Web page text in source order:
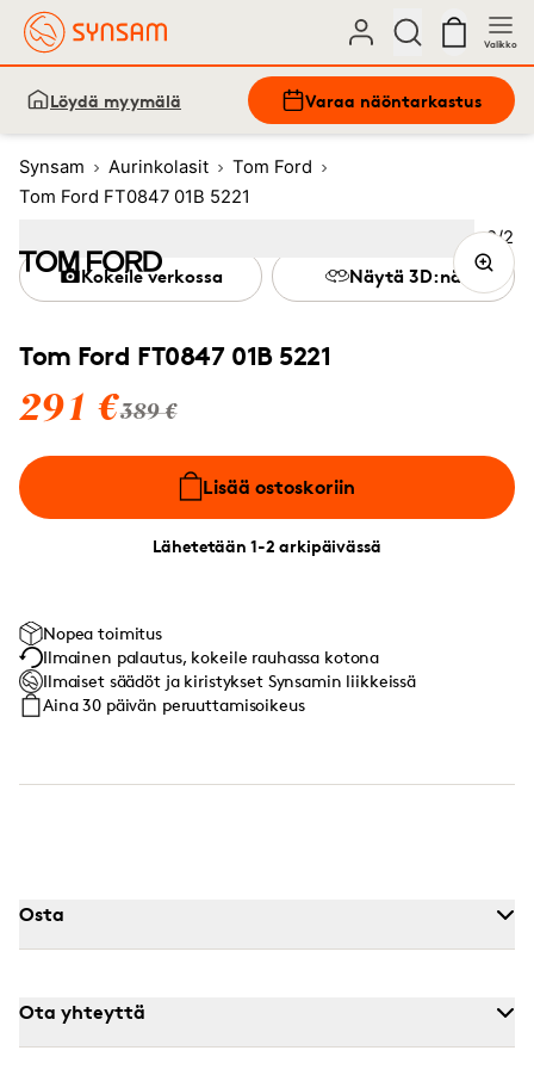
Valikko
Löydä myymälä Varaa näöntarkastus
Synsam Aurinkolasit
Tom Ford
Tom Ford FT0847 01B 5221
Tom Ford FT0847 01B 5221
291 €389 €
Lisää ostoskoriin
Lähetetään 1-2 arkipäivässä
Kokeile verkossa Näytä 3D:nä
Nopea toimitus
Ilmainen palautus, kokeile rauhassa kotona
Ilmaiset säädöt ja kiristykset Synsamin liikkeissä
Aina 30 päivän peruuttamisoikeus
Kuva
2/2
Image (Current image)
Osta
Ota yhteyttä